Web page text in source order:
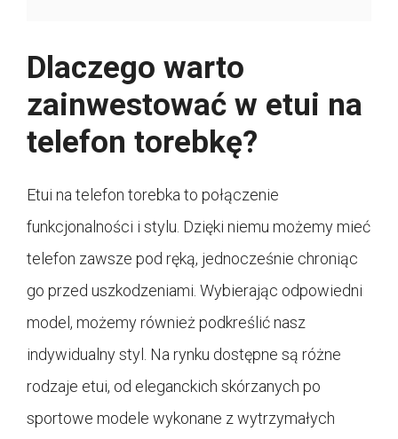
Dlaczego warto
zainwestować w etui na
telefon torebkę?
Etui na telefon torebka to połączenie
funkcjonalności i stylu. Dzięki niemu możemy mieć
telefon zawsze pod ręką, jednocześnie chroniąc
go przed uszkodzeniami. Wybierając odpowiedni
model, możemy również podkreślić nasz
indywidualny styl. Na rynku dostępne są różne
rodzaje etui, od eleganckich skórzanych po
sportowe modele wykonane z wytrzymałych